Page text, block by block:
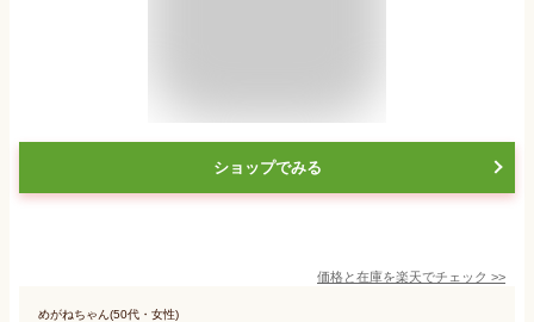
ショップでみる
価格と在庫を楽天でチェック >>
めがねちゃん(50代・女性)